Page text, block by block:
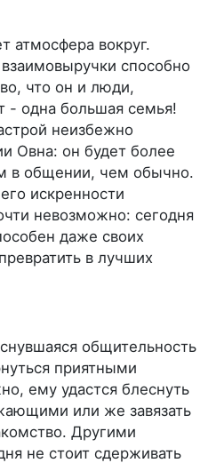
атмосфера вокруг.
способно
что он и люди,
- одна большая семья!
неизбежно
Овна: он будет более
в общении, чем обычно.
искренности
невозможно: сегодня
даже своих
в лучших
общительность
приятными
ему удастся блеснуть
или же завязать
Другими
не стоит сдерживать